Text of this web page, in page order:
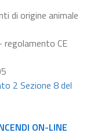
di origine animale
CE
2 Sezione 8 del
ON-LINE